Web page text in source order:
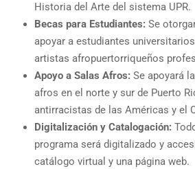
Historia del Arte del sistema UPR.
Becas para Estudiantes: Se
apoyar a estudiantes
artistas afropuertorriqueños
Apoyo a Salas Afros: Se apoyará
afros en el norte y sur de Puerto
antirracistas de las Américas y el
Digitalización y Catalogación:
programa será digitalizado y
catálogo virtual y una página web.